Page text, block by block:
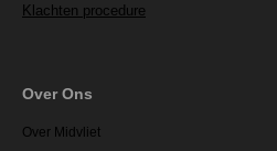
Klachten procedure
Over Ons
Over Midvliet